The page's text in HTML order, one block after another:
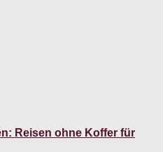
Reisen ohne Koffer für